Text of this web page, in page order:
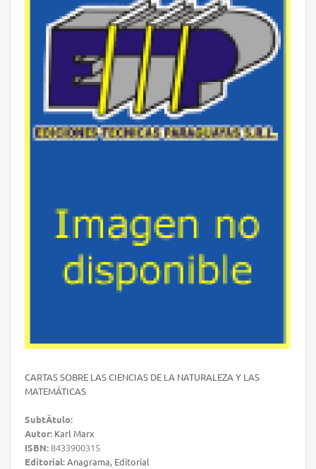
CARTAS SOBRE LAS CIENCIAS DE LA NATURALEZA Y LAS
MATEMÁTICAS
SubtÃ­tulo:
Autor: Karl Marx
ISBN:8433900315
Editorial:Anagrama, Editorial